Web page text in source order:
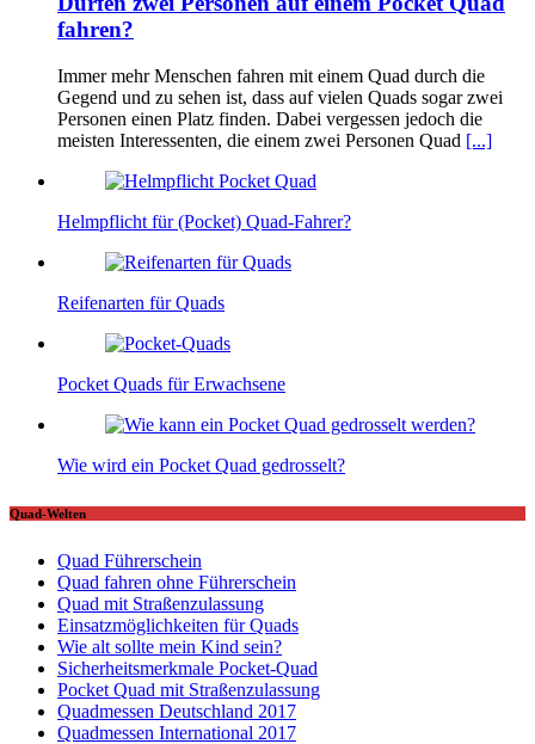
fahren?
Immer mehr Menschen fahren mit einem Quad durch die
Gegend und zu sehen ist, dass auf vielen Quads sogar zwei
Personen einen Platz finden. Dabei vergessen jedoch die
meisten Interessenten, die einem zwei Personen Quad [...]
Helmpflicht für (Pocket) Quad-Fahrer?
Reifenarten für Quads
Pocket Quads für Erwachsene
Wie wird ein Pocket Quad gedrosselt?
Quad-Welten
Quad Führerschein
Quad fahren ohne Führerschein
Quad mit Straßenzulassung
Einsatzmöglichkeiten für Quads
Wie alt sollte mein Kind sein?
Sicherheitsmerkmale Pocket-Quad
Pocket Quad mit Straßenzulassung
Quadmessen Deutschland 2017
Quadmessen International 2017